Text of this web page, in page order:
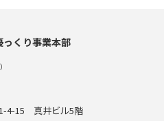
っくり事業本部
4-15 真井ビル5階